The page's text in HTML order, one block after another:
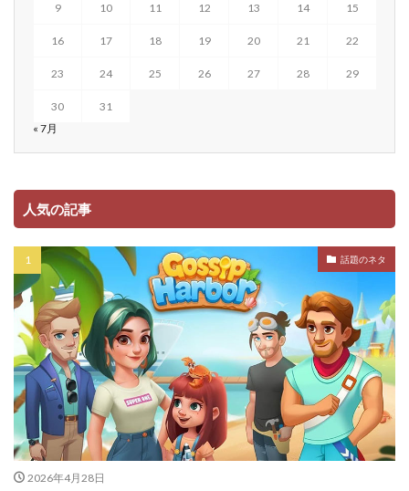
9 10 11 12 13 14 15
16 17 18 19 20 21 22
23 24 25 26 27 28 29
30
31
« 7月
人気の記事
話題のネタ
2026年4月28日